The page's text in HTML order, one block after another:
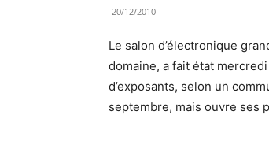
20/12/2010
Le salon d’électronique
domaine, a fait état
d’exposants, selon un
septembre, mais ouvre ses